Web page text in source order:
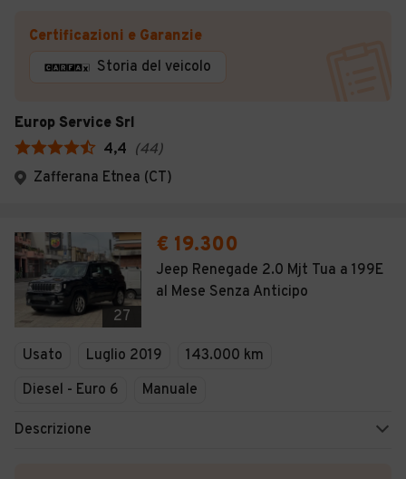
Certificazioni e Garanzie
Storia del veicolo
Europ Service Srl
4,4 (44)
Zafferana Etnea (CT)
27
€ 19.300
Jeep Renegade 2.0 Mjt Tua a 199E
al Mese Senza Anticipo
Usato Luglio 2019
143.000 km
Diesel - Euro 6
Manuale
Descrizione